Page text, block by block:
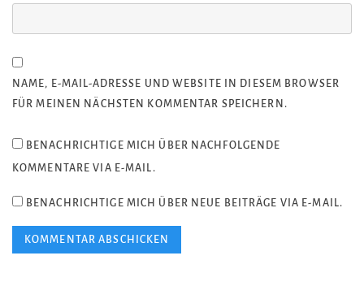
NAME, E-MAIL-ADRESSE UND WEBSITE IN DIESEM BROWSER
FÜR MEINEN NÄCHSTEN KOMMENTAR SPEICHERN.
BENACHRICHTIGE MICH ÜBER NACHFOLGENDE
KOMMENTARE VIA E-MAIL.
BENACHRICHTIGE MICH ÜBER NEUE BEITRÄGE VIA E-MAIL.